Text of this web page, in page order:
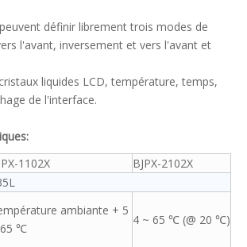
définir librement trois modes de
l'avant, inversement et vers l'avant et
liquides LCD, température, temps,
de l'interface.
1102X
BJPX-2102X
ambiante + 5
℃
4 ~ 65 ℃ (@ 20 ℃)